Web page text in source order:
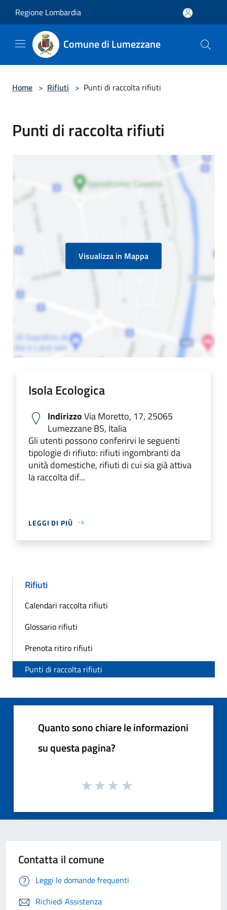
Regione Lombardia
Comune di Lumezzane
Home > Rifiuti > Punti di raccolta rifiuti
Punti di raccolta rifiuti
Visualizza in Mappa
Isola Ecologica
IndirizzoVia Moretto, 17, 25065
Lumezzane BS, Italia
Gli utenti possono conferirvi le seguenti
tipologie di rifiuto: rifiuti ingombranti da
unità domestiche, rifiuti di cui sia già attiva
la raccolta dif...
LEGGI DI PIÙ
Rifiuti
Calendari raccolta rifiuti
Glossario rifiuti
Prenota ritiro rifiuti
Punti di raccolta rifiuti
Quanto sono chiare le informazioni
su questa pagina?
Contatta il comune
Leggi le domande frequenti
Richiedi Assistenza